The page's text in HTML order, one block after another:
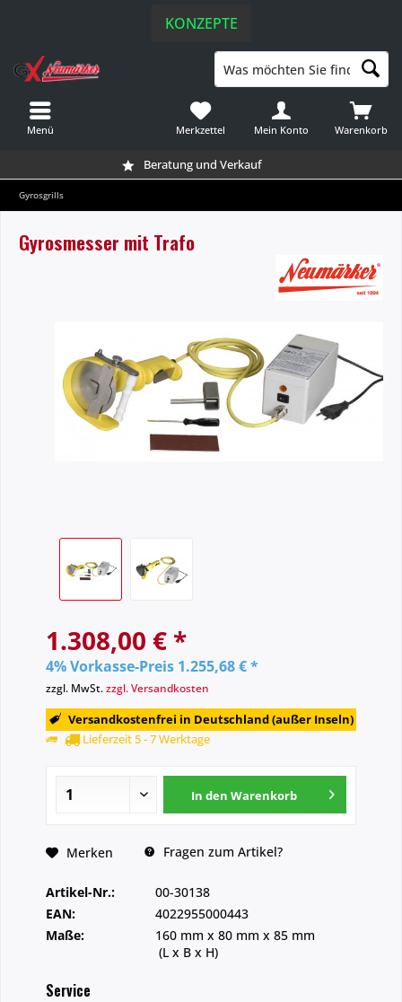
KONZEPTE
Beratung und Verkauf
Warenkorb
Merkzettel Mein Konto
Menü
Gyrosgrills
Gyrosmesser mit Trafo
1.308,00 € *
4% Vorkasse-Preis 1.255,68 € *
zzgl. MwSt.zzgl. Versandkosten
Versandkostenfrei in Deutschland (außer Inseln)
Lieferzeit 5 - 7 Werktage
In den Warenkorb
Merken Fragen zum Artikel?
Artikel-Nr.:
00-30138
EAN:
4022955000443
Maße:
160 mm x 80 mm x 85 mm
(L x B x H)
Service